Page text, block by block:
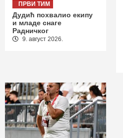
ПРВИ ТИМ
Дудић похвалио екипу
и младе снаге
Радничког
9. август 2026.